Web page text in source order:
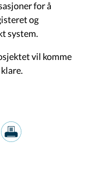
for å
og
system.
vil komme